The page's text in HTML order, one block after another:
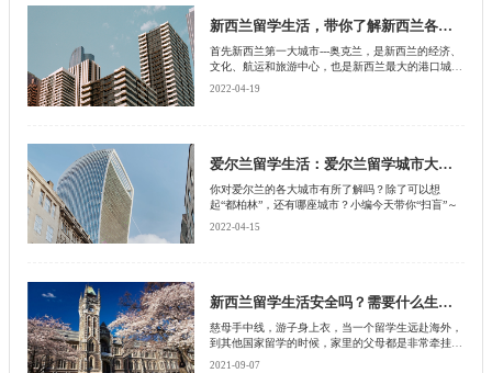
新西兰留学生活，带你了解新西兰各大城市
首先新西兰第一大城市---奥克兰，是新西兰的经济、
文化、航运和旅游中心，也是新西兰最大的港口城
28℃之间，连续3年都被评为全球最宜居城市的前三
名。
2022-04-19
爱尔兰留学生活：爱尔兰留学城市大集合
你对爱尔兰的各大城市有所了解吗？除了可以想
起“都柏林”，还有哪座城市？小编今天带你“扫盲”～
2022-04-15
新西兰留学生活安全吗？需要什么生活必备物品？
慈母手中线，游子身上衣，当一个留学生远赴海外，
到其他国家留学的时候，家里的父母都是非常牵挂孩
2021-09-07